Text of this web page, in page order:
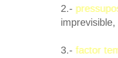
2.-
3.- factor